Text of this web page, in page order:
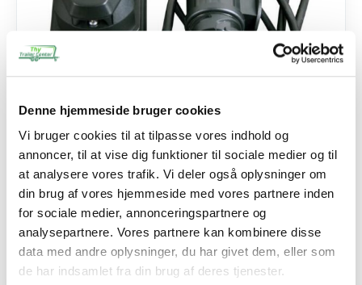
Denne hjemmeside bruger cookies
Vi bruger cookies til at tilpasse vores indhold og
annoncer, til at vise dig funktioner til sociale medier og til
at analysere vores trafik. Vi deler også oplysninger om
din brug af vores hjemmeside med vores partnere inden
for sociale medier, annonceringspartnere og
analysepartnere. Vores partnere kan kombinere disse
data med andre oplysninger, du har givet dem, eller som
de har indsamlet fra din brug af deres tjenester.
Lampesimulator m/13 pol
1.780,00kr.
1.424,00 kr. ekskl. moms
Afhentning og forsendelse
Se detaljer